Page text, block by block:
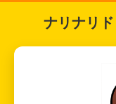
ナリナリ